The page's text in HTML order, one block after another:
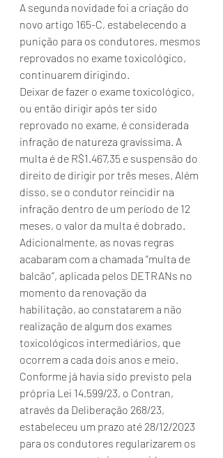
A segunda novidade foi a criação do
novo artigo 165-C, estabelecendo a
punição para os condutores, mesmos
reprovados no exame toxicológico,
continuarem dirigindo.
Deixar de fazer o exame toxicológico,
ou então dirigir após ter sido
reprovado no exame, é considerada
infração de natureza gravíssima. A
multa é de R$1.467,35 e suspensão do
direito de dirigir por três meses. Além
disso, se o condutor reincidir na
infração dentro de um período de 12
meses, o valor da multa é dobrado.
Adicionalmente, as novas regras
acabaram com a chamada “multa de
balcão”, aplicada pelos DETRANs no
momento da renovação da
habilitação, ao constatarem a não
realização de algum dos exames
toxicológicos intermediários, que
ocorrem a cada dois anos e meio.
Conforme já havia sido previsto pela
própria Lei 14.599/23, o Contran,
através da Deliberação 268/23,
estabeleceu um prazo até 28/12/2023
para os condutores regularizarem os